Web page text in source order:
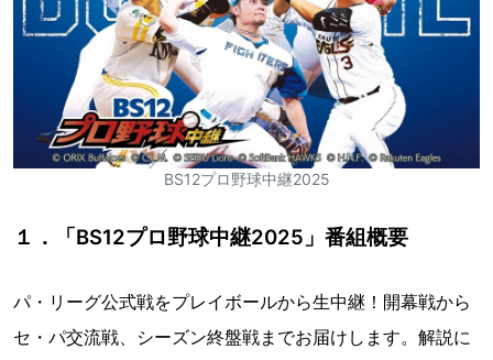
BS12プロ野球中継2025
１．「BS12プロ野球中継2025」番組概要
パ・リーグ公式戦をプレイボールから生中継！開幕戦から
セ・パ交流戦、シーズン終盤戦までお届けします。解説に